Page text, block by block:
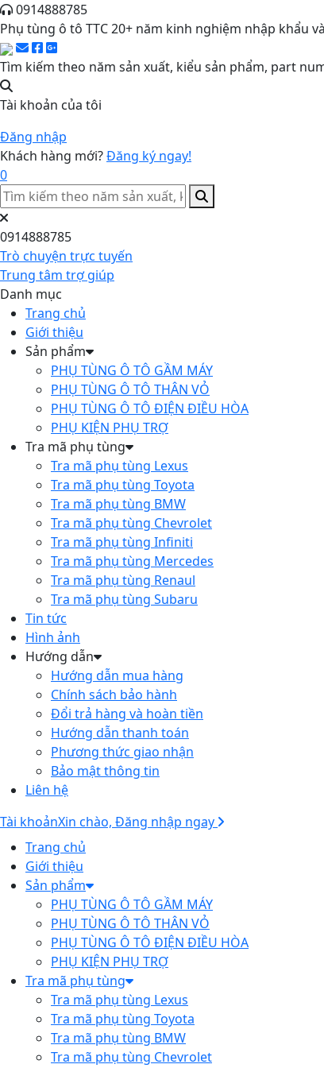
0914888785
Phụ tùng ô tô TTC 20+ năm kinh nghiệm nhập khẩu
Tìm kiếm theo năm sản xuất, kiểu sản phẩm, part
Tài khoản của tôi
Đăng nhập
Khách hàng mới?Đăng ký ngay!
0
0914888785
Trò chuyện trực tuyến
Trung tâm trợ giúp
Danh mục
Trang chủ
Giới thiệu
Sản phẩm
PHỤ TÙNG Ô TÔ GẦM MÁY
PHỤ TÙNG Ô TÔ THÂN VỎ
PHỤ TÙNG Ô TÔ ĐIỆN ĐIỀU HÒA
PHỤ KIỆN PHỤ TRỢ
Tra mã phụ tùng
Tra mã phụ tùng Lexus
Tra mã phụ tùng Toyota
Tra mã phụ tùng BMW
Tra mã phụ tùng Chevrolet
Tra mã phụ tùng Infiniti
Tra mã phụ tùng Mercedes
Tra mã phụ tùng Renaul
Tra mã phụ tùng Subaru
Tin tức
Hình ảnh
Hướng dẫn
Hướng dẫn mua hàng
Chính sách bảo hành
Đổi trả hàng và hoàn tiền
Hướng dẫn thanh toán
Phương thức giao nhận
Bảo mật thông tin
Liên hệ
Tài khoảnXin chào, Đăng nhập ngay
Trang chủ
Giới thiệu
Sản phẩm
PHỤ TÙNG Ô TÔ GẦM MÁY
PHỤ TÙNG Ô TÔ THÂN VỎ
PHỤ TÙNG Ô TÔ ĐIỆN ĐIỀU HÒA
PHỤ KIỆN PHỤ TRỢ
Tra mã phụ tùng
Tra mã phụ tùng Lexus
Tra mã phụ tùng Toyota
Tra mã phụ tùng BMW
Tra mã phụ tùng Chevrolet